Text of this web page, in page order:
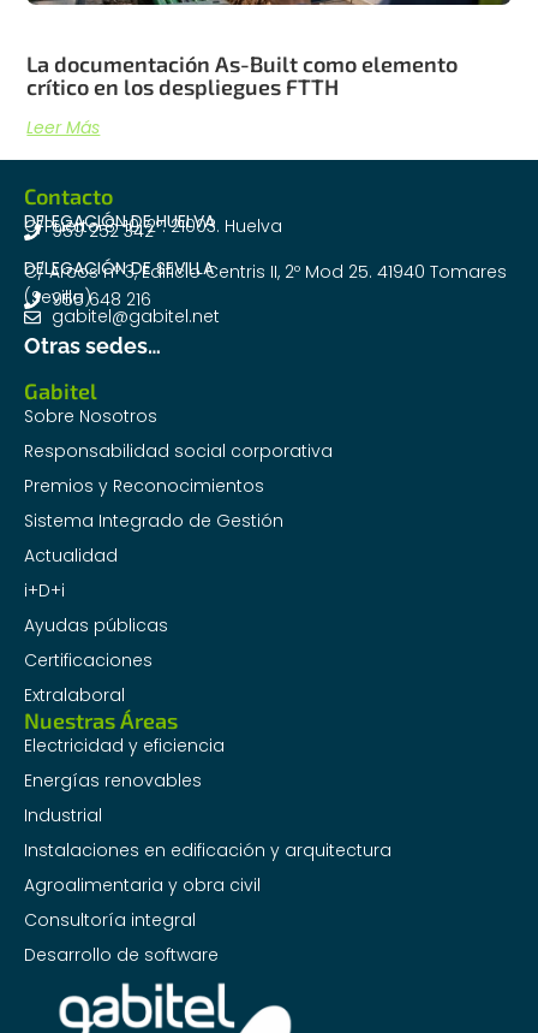
La documentación As-Built como elemento
crítico en los despliegues FTTH
Leer Más
Gabitel
Sobre Nosotros
Responsabilidad social corporativa
Premios y Reconocimientos
Sistema Integrado de Gestión
Actualidad
i+D+i
Ayudas públicas
Certificaciones
Extralaboral
Nuestras Áreas
Electricidad y eficiencia
Energías renovables
Industrial
Instalaciones en edificación y arquitectura
Agroalimentaria y obra civil
Consultoría integral
Desarrollo de software
Contacto
DELEGACIÓN DE HUELVA
C/Puerto 8-10, 2º. 21003. Huelva
959 252 342
DELEGACIÓN DE SEVILLA
C/ Arcos nº 3, Edificio Centris II, 2º Mod 25. 41940 Tomares
(Sevilla)
955 648 216
gabitel@gabitel.net
Otras sedes…